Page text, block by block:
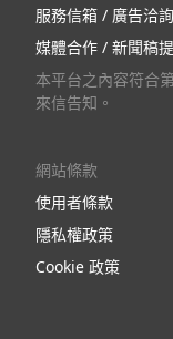
服務信箱 / 廣告洽詢
媒體合作 / 新聞稿提
本平台之內容符合
來信告知。
網站條款
使用者條款
隱私權政策
Cookie 政策